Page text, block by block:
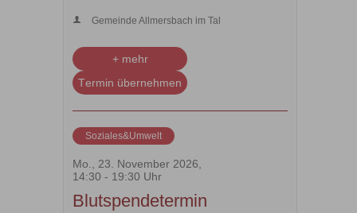
Gemeinde Allmersbach im Tal
+ mehr
Termin übernehmen
Mo., 23. November 2026,
14:30 - 19:30 Uhr
Blutspendetermin
Soziales&Umwelt